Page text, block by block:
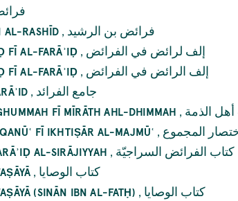
AL-RASHĪD , فرائض بن الرشيد
FĪ AL-FARĀʾIḌ , إلف لرائض في الفرائض
FĪ AL-FARĀʾIḌ , إلف الرائض في الفرائض
, جامع الفرائد
FĪ MĪRĀTH AHL-DHIMMAH , الذمة
FĪ IKHTIṢĀR AL-MAJMŪʿ , المجموع
AL-SIRĀJIYYAH , كتاب الفرائض السراجيّة
, كتاب الوصايا
(SINĀN IBN AL-FATḤ) , كتاب الوصايا